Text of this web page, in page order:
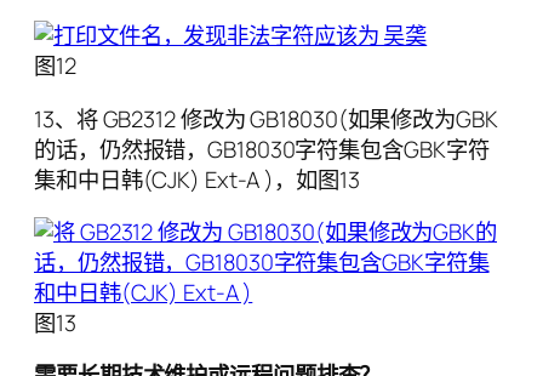
图12
13、将 GB2312 修改为 GB18030(如果修改为GBK
的话，仍然报错，GB18030字符集包含GBK字符
集和中日韩(CJK) Ext-A )，如图13
图13